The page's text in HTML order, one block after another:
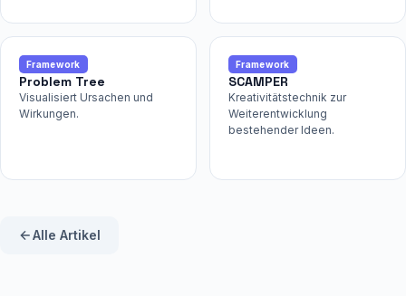
Framework
Problem Tree
Visualisiert Ursachen und
Wirkungen.
Framework
SCAMPER
Kreativitätstechnik zur
Weiterentwicklung
bestehender Ideen.
Alle Artikel